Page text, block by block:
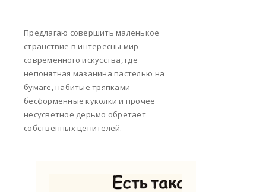
Предлагаю совершить маленькое
странствие в интересны мир
современного искусства, где
непонятная мазанина пастелью на
бумаге, набитые тряпками
бесформенные куколки и прочее
несусветное дерьмо обретает
собственных ценителей.